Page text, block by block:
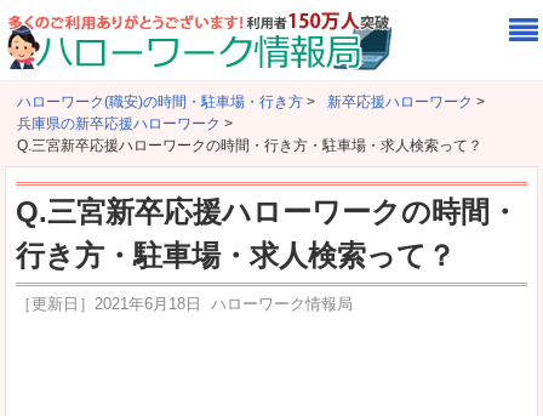
ハローワーク(職安)の時間・駐車場・行き方 > 新卒応援ハローワーク >
兵庫県の新卒応援ハローワーク >
Q.三宮新卒応援ハローワークの時間・行き方・駐車場・求人検索って？
Q.三宮新卒応援ハローワークの時間・
行き方・駐車場・求人検索って？
［更新日］ 2021年6月18日 ハローワーク情報局